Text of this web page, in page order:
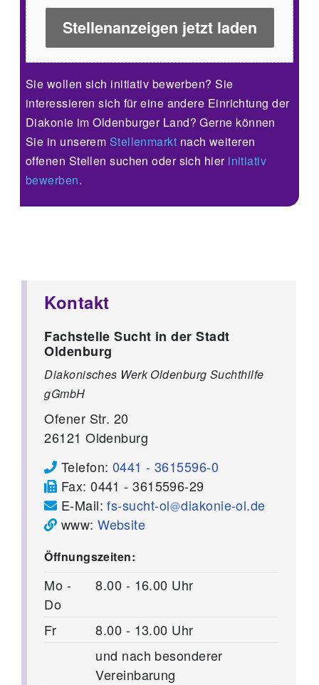
Kontakt
Fachstelle Sucht in der Stadt
Oldenburg
Diakonisches Werk Oldenburg Suchthilfe
gGmbH
Ofener Str. 20
26121 Oldenburg
Telefon: 0441 - 3615596-0
Fax:0441 - 3615596-29
E-Mail:fs-sucht-ol
diakonie-ol.de
www:Website
Öffnungszeiten:
Mo -
Do
8.00 - 16.00 Uhr
Fr
8.00 - 13.00 Uhr
und nach besonderer
Vereinbarung
Stellenanzeigen jetzt laden
Sie wollen sich initiativ bewerben? Sie
interessieren sich für eine andere Einrichtung der
Diakonie im Oldenburger Land? Gerne können
Sie in unserem Stellenmarkt nach weiteren
offenen Stellen suchen oder sich hier initiativ
bewerben.